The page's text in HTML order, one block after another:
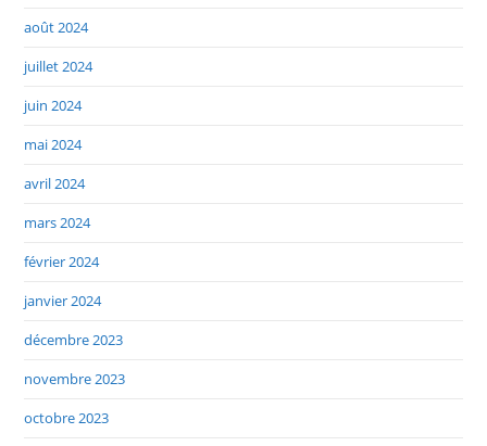
août 2024
juillet 2024
juin 2024
mai 2024
avril 2024
mars 2024
février 2024
janvier 2024
décembre 2023
novembre 2023
octobre 2023